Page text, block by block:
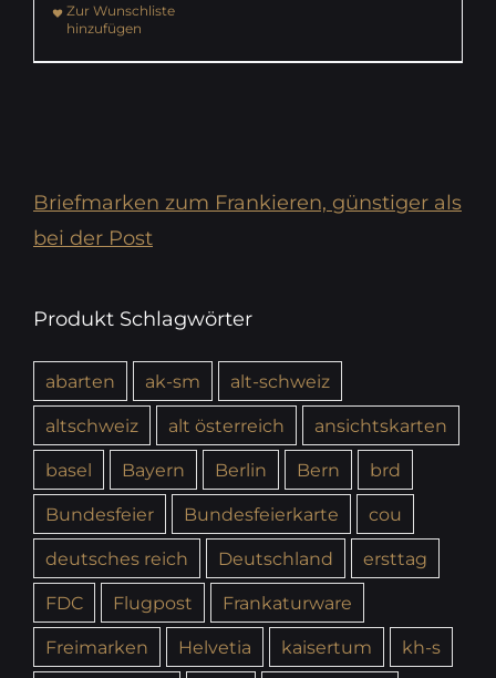
Zur Wunschliste
hinzufügen
Briefmarken zum Frankieren, günstiger als
bei der Post
Produkt Schlagwörter
abarten ak-sm
alt-schweiz
altschweiz
alt österreich
ansichtskarten
basel
Bayern Berlin Bern
brd
Bundesfeier
Bundesfeierkarte
cou
deutsches reich
Deutschland
ersttag
FDC
Flugpost
Frankaturware
Freimarken
Helvetia kaisertum
kh-s